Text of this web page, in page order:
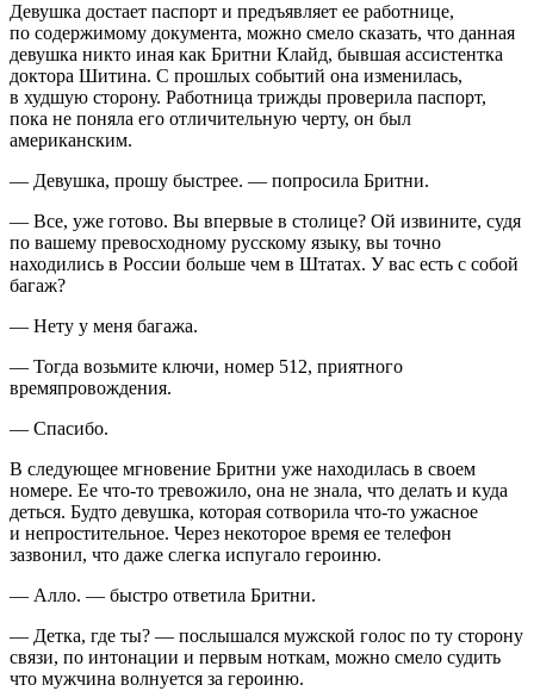
Девушка достает паспорт и предъявляет ее работнице,
по содержимому документа, можно смело сказать, что данная
девушка никто иная как Бритни Клайд, бывшая ассистентка
доктора Шитина. С прошлых событий она изменилась,
в худшую сторону. Работница трижды проверила паспорт,
пока не поняла его отличительную черту, он был
американским.
— Девушка, прошу быстрее. — попросила Бритни.
— Все, уже готово. Вы впервые в столице? Ой извините, судя
по вашему превосходному русскому языку, вы точно
находились в России больше чем в Штатах. У вас есть с собой
багаж?
— Нету у меня багажа.
— Тогда возьмите ключи, номер 512, приятного
времяпровождения.
— Спасибо.
В следующее мгновение Бритни уже находилась в своем
номере. Ее что-то тревожило, она не знала, что делать и куда
деться. Будто девушка, которая сотворила что-то ужасное
и непростительное. Через некоторое время ее телефон
зазвонил, что даже слегка испугало героиню.
— Алло. — быстро ответила Бритни.
— Детка, где ты? — послышался мужской голос по ту сторону
связи, по интонации и первым ноткам, можно смело судить
что мужчина волнуется за героиню.